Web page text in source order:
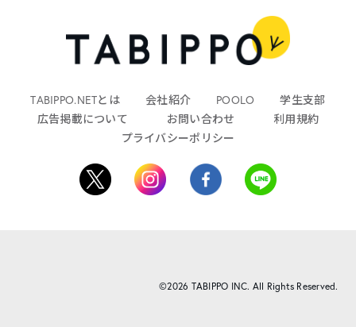
TABIPPO.NETとは 会社紹介 POOLO
学生支部
広告掲載について
お問い合わせ
利用規約
プライバシーポリシー
©2026 TABIPPO INC. All Rights Reserved.